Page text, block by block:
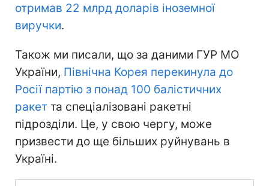
отримав 22 млрд доларів іноземної
виручки.
Також ми писали, що за даними ГУР МО
України, Північна Корея перекинула до
Росії партію з понад 100 балістичних
ракет та спеціалізовані ракетні
підрозділи. Це, у свою чергу, може
призвести до ще більших руйнувань в
Україні.